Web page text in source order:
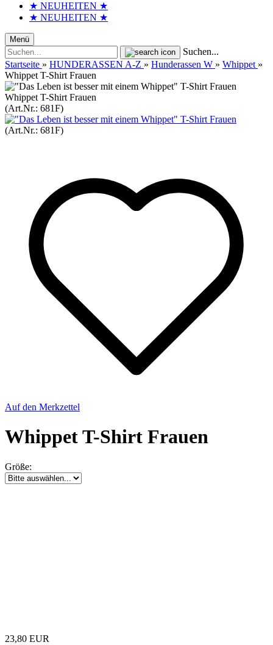
★ NEUHEITEN ★
★ NEUHEITEN ★
Menü
Suchen...
Startseite » HUNDERASSEN A-Z » Hunderassen W » Whippet »
Whippet T-Shirt Frauen
Whippet T-Shirt Frauen
(Art.Nr.: 681F)
(Art.Nr.: 681F)
Auf den Merkzettel
Whippet T-Shirt Frauen
Größe:
23,80 EUR